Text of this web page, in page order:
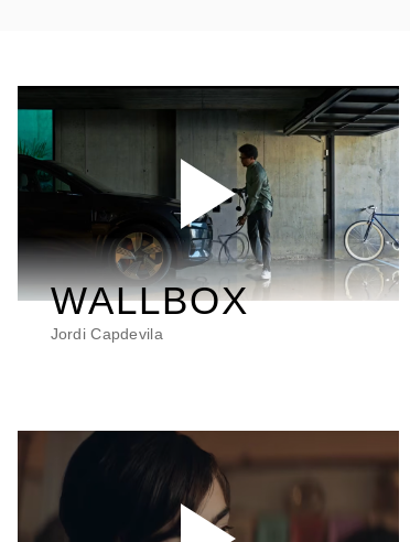
WALLBOX
Jordi Capdevila